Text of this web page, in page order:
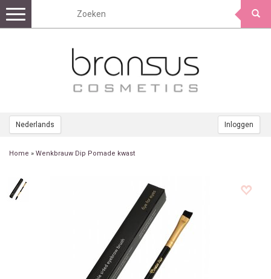
Nederlands Inloggen
Toggle
navigation
Home » Wenkbrauw Dip Pomade kwast